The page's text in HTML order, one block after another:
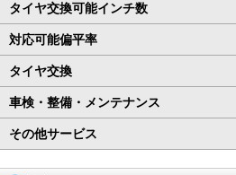
タイヤ交換可能インチ数
対応可能偏平率
タイヤ交換
車検・整備・メンテナンス
その他サービス